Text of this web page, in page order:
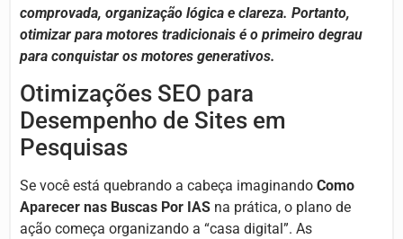
comprovada, organização lógica e clareza. Portanto,
otimizar para motores tradicionais é o primeiro degrau
para conquistar os motores generativos.
Otimizações SEO para
Desempenho de Sites em
Pesquisas
Se você está quebrando a cabeça imaginando Como
Aparecer nas Buscas Por IAS na prática, o plano de
ação começa organizando a “casa digital”. As